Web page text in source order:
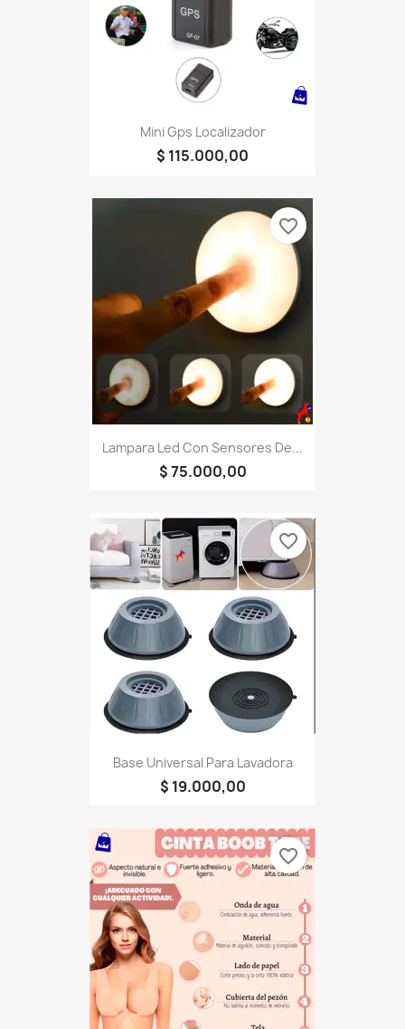
Mini Gps Localizador
$ 115.000,00
Lampara Led Con Sensores De...
$ 75.000,00
favorite_border
Base Universal Para Lavadora
$ 19.000,00
favorite_border
favorite_border